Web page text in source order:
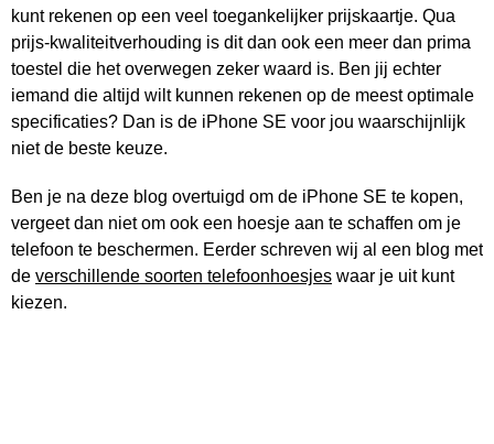
kunt rekenen op een veel toegankelijker prijskaartje. Qua
prijs-kwaliteitverhouding is dit dan ook een meer dan prima
toestel die het overwegen zeker waard is. Ben jij echter
iemand die altijd wilt kunnen rekenen op de meest optimale
specificaties? Dan is de iPhone SE voor jou waarschijnlijk
niet de beste keuze.
Ben je na deze blog overtuigd om de iPhone SE te kopen,
vergeet dan niet om ook een hoesje aan te schaffen om je
telefoon te beschermen. Eerder schreven wij al een blog met
de verschillende soorten telefoonhoesjes waar je uit kunt
kiezen.